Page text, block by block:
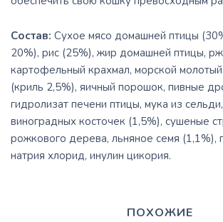
Состав: Сухое мясо домашней птицы
20%), рис (25%), жир домашней птицы,
картофельный крахмал, морской
(криль 2,5%), яичный порошок, пивные
гидролизат печени птицы, мука из
виноградных косточек (1,5%), сушеные
рожкового дерева, льняное семя (1,1%),
натрия хлорид, инулин цикория.
ПОХОЖИЕ